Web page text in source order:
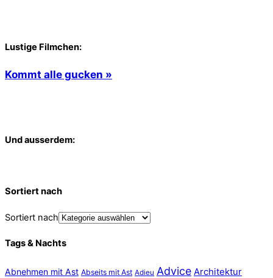
Lustige Filmchen:
Kommt alle gucken »
Und ausserdem:
Sortiert nach
Sortiert nach
Tags & Nachts
Abnehmen mit Ast Abseits mit Ast Adieu Advice Architektur